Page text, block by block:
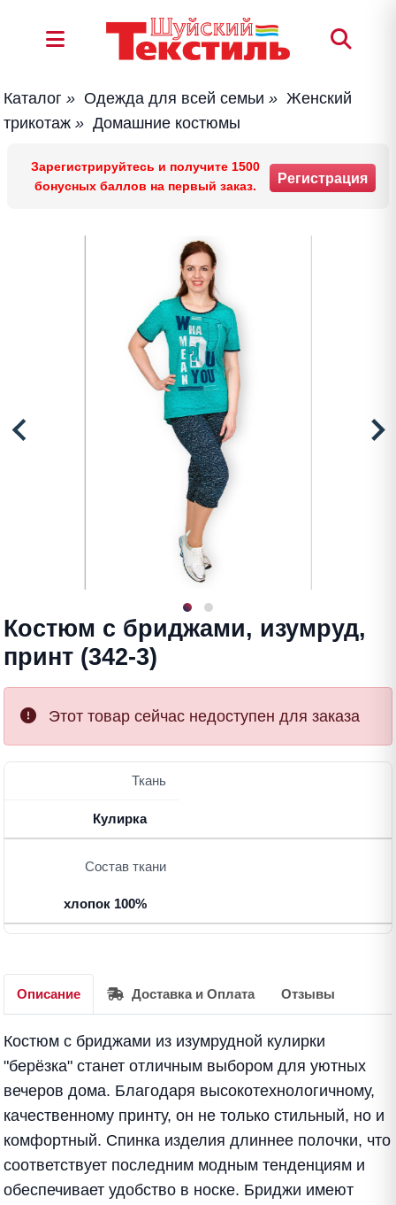
Каталог » Одежда для всей семьи » Женский
трикотаж » Домашние костюмы
Зарегистрируйтесь и получите 1500
бонусных баллов на первый заказ.
Регистрация
Костюм с бриджами, изумруд,
принт (342-3)
Этот товар сейчас недоступен для заказа
Ткань
Кулирка
Состав ткани
хлопок 100%
Описание Доставка и Оплата Отзывы
Костюм с бриджами из изумрудной кулирки
"берёзка" станет отличным выбором для уютных
вечеров дома. Благодаря высокотехнологичному,
качественному принту, он не только стильный, но и
комфортный. Спинка изделия длиннее полочки, что
соответствует последним модным тенденциям и
обеспечивает удобство в носке. Бриджи имеют